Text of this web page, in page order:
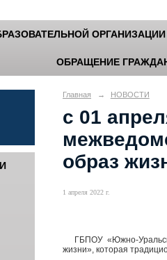
ОРГАНИЗАЦИИ
ОБРАЩЕНИЕ
Главная → НОВОСТИ
с 01
образ
1 апреля 2022 г.
ГБПОУ «Южно-
жизни», которая